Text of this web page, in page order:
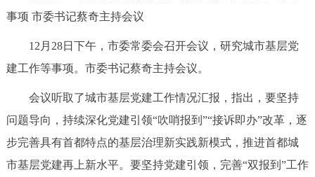
市领导 机构职能
决策公开 专题公开
政务服务
个人服务 法人服务 部门服务
事项 市委书记蔡奇主持会议
12月28日下午，市委常委会召开会议，研究城市基层党
建工作等事项。市委书记蔡奇主持会议。
会议听取了城市基层党建工作情况汇报，指出，要坚持
问题导向，持续深化党建引领“吹哨报到”“接诉即办”改革，逐
步完善具有首都特点的基层治理新实践新模式，推进首都城
市基层党建再上新水平。要坚持党建引领，完善“双报到”工作